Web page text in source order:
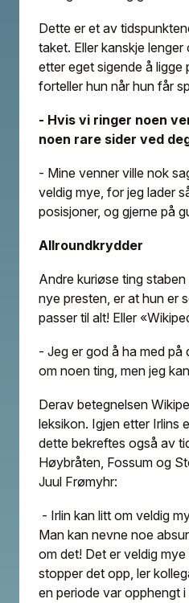
Dette er et av
taket. Eller kanskje lenger
etter eget sigende å ligge
forteller hun når hun får
- Hvis vi ringer noen
noen rare sider ved
- Mine venner ville nok
veldig mye, for jeg lader
posisjoner, og gjerne på
Allroundkrydder
Andre kuriøse ting
nye presten, er at hun er
passer til alt! Eller
- Jeg er god å ha med på
om noen ting, men jeg
Derav betegnelsen
leksikon. Igjen etter Irlins
dette bekreftes også av
Høybråten, Fossum og
Juul Frømyhr:
- Irlin kan litt om veldig
Man kan nevne noe
om det! Det er veldig
stopper det opp, ler
en periode var opphengt